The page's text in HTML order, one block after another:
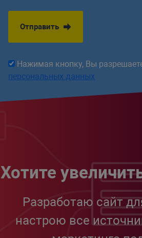
Отправить
Нажимая кнопку, Вы
персональных данных
Хотите
Разработаю сайт
настрою все